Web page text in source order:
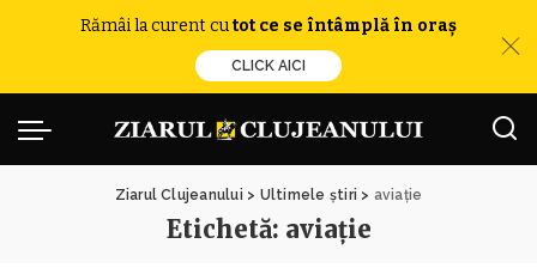
Rămâi la curent cutot ce se întâmplă în oraș
CLICK AICI
Ziarul Clujeanului > Ultimele știri > aviație
Etichetă: aviație